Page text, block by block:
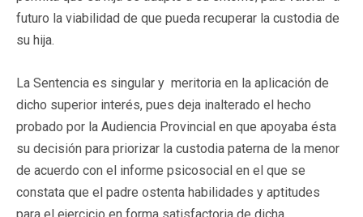
futuro la viabilidad de que pueda recuperar la custodia de
su hija.
La Sentencia es singular y meritoria en la aplicación de
dicho superior interés, pues deja inalterado el hecho
probado por la Audiencia Provincial en que apoyaba ésta
su decisión para priorizar la custodia paterna de la menor
de acuerdo con el informe psicosocial en el que se
constata que el padre ostenta habilidades y aptitudes